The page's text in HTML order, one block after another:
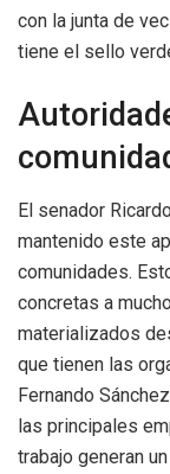
con la junta de
tiene el sello
El senador
mantenido este
comunidades.
concretas a
materializados
que tienen las
Fernando
las principales
trabajo generan